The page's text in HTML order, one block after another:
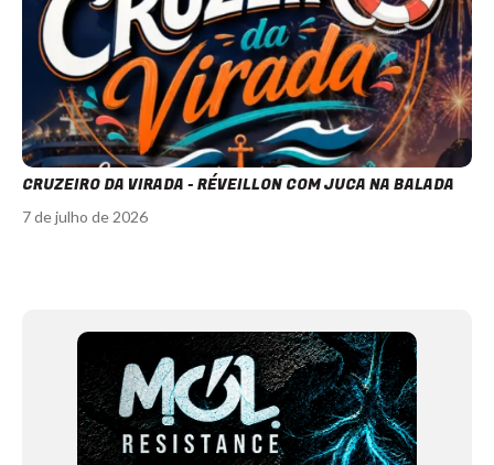
CRUZEIRO DA VIRADA - RÉVEILLON COM JUCA NA BALADA
7 de julho de 2026